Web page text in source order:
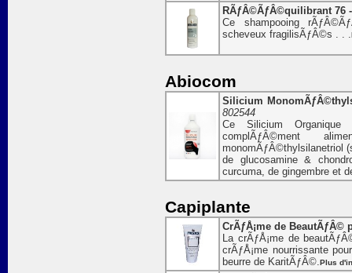
RÃƒÂ©ÃƒÂ©quilibrant 76
Ce shampooing
scheveux fragilisÃƒÂ©s . . .
Abiocom
Silicium
802544
Ce Silicium Organique
complÃƒÂ©ment
monomÃƒÂ©thylsilanetriol
de glucosamine &
curcuma, de gingembre et
Capiplante
CrÃƒÅ¡me de BeautÃƒÂ©
La crÃƒÅ¡me de
crÃƒÅ¡me nourrissante
beurre de KaritÃƒÂ©.Plus